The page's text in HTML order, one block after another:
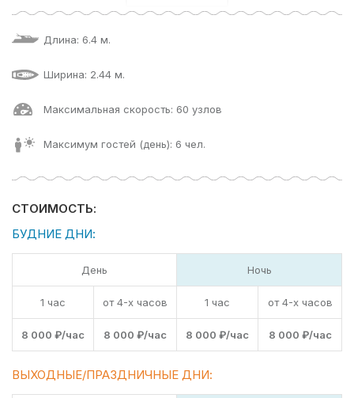
Поделиться:
случай длительных путешествий. Для вашего комфорта
стереосистема и теплые пледы.
Дополнительно на борт вы можете заказать кейтеринг,
оформление цветами, экскурсовода, музыкантов или
воздушные шары.
аренду катера в СПб, ждем вас на борту!
Длина: 6.4 м.
Ширина: 2.44 м.
Максимальная скорость: 60 узлов
Максимум гостей (день): 6 чел.
СТОИМОСТЬ:
БУДНИЕ ДНИ:
День Ночь
1 час от 4-х часов 1 час от 4-х часов
8 000 ₽/час 8 000 ₽/час 8 000 ₽/час 8 000 ₽/час
ВЫХОДНЫЕ/ПРАЗДНИЧНЫЕ ДНИ: